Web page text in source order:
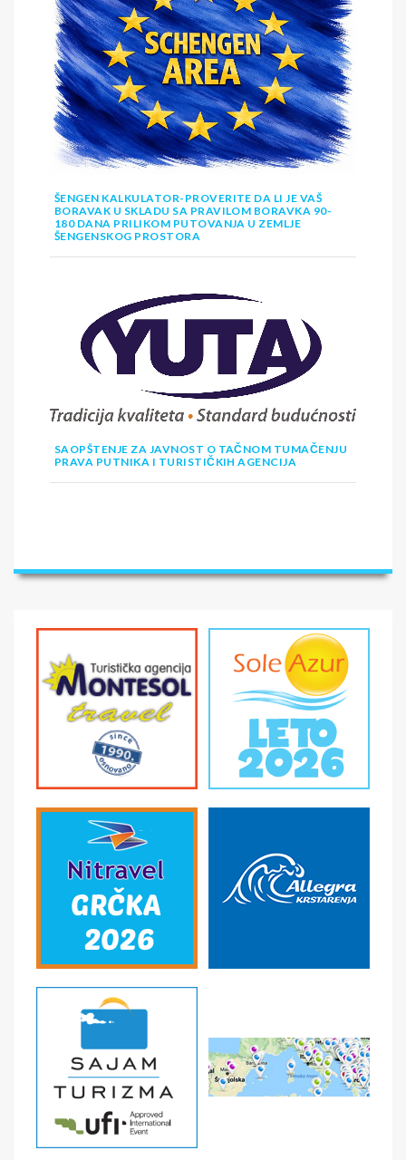
ŠENGEN KALKULATOR-PROVERITE DA LI JE VAŠ
BORAVAK U SKLADU SA PRAVILOM BORAVKA 90-
180 DANA PRILIKOM PUTOVANJA U ZEMLJE
ŠENGENSKOG PROSTORA
SAOPŠTENJE ZA JAVNOST O TAČNOM TUMAČENJU
PRAVA PUTNIKA I TURISTIČKIH AGENCIJA